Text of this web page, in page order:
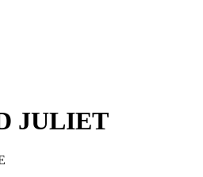
JULIET